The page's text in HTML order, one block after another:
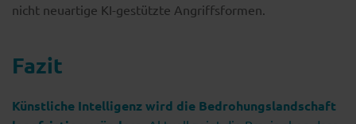
nicht neuartige KI-gestützte Angriffsformen.
Fazit
Künstliche Intelligenz wird die Bedrohungslandschaft